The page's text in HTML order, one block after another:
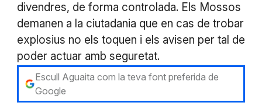
divendres, de forma controlada. Els Mossos
demanen a la ciutadania que en cas de trobar
explosius no els toquen i els avisen per tal de
poder actuar amb seguretat.
Escull Aguaita com la teva font preferida de
Google